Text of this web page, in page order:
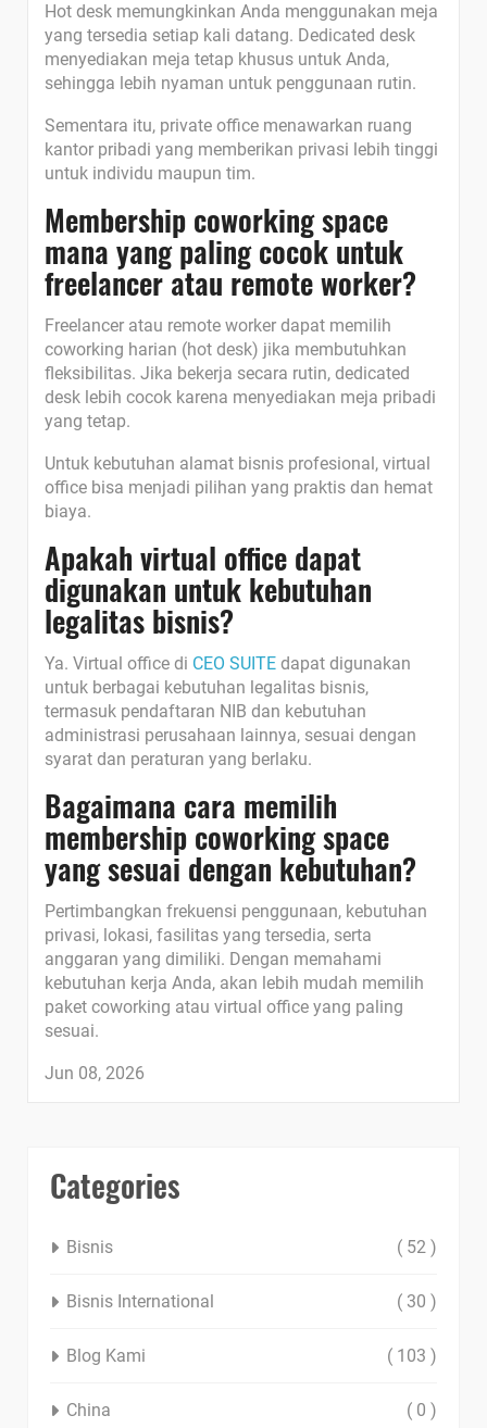
Hot desk memungkinkan Anda menggunakan meja
yang tersedia setiap kali datang. Dedicated desk
menyediakan meja tetap khusus untuk Anda,
sehingga lebih nyaman untuk penggunaan rutin.
Sementara itu, private office menawarkan ruang
kantor pribadi yang memberikan privasi lebih tinggi
untuk individu maupun tim.
Membership coworking space
mana yang paling cocok untuk
freelancer atau remote worker?
Freelancer atau remote worker dapat memilih
coworking harian (hot desk) jika membutuhkan
fleksibilitas. Jika bekerja secara rutin, dedicated
desk lebih cocok karena menyediakan meja pribadi
yang tetap.
Untuk kebutuhan alamat bisnis profesional, virtual
office bisa menjadi pilihan yang praktis dan hemat
biaya.
Apakah virtual office dapat
digunakan untuk kebutuhan
legalitas bisnis?
Ya. Virtual office di CEO SUITE dapat digunakan
untuk berbagai kebutuhan legalitas bisnis,
termasuk pendaftaran NIB dan kebutuhan
administrasi perusahaan lainnya, sesuai dengan
syarat dan peraturan yang berlaku.
Bagaimana cara memilih
membership coworking space
yang sesuai dengan kebutuhan?
Pertimbangkan frekuensi penggunaan, kebutuhan
privasi, lokasi, fasilitas yang tersedia, serta
anggaran yang dimiliki. Dengan memahami
kebutuhan kerja Anda, akan lebih mudah memilih
paket coworking atau virtual office yang paling
sesuai.
Jun 08, 2026
Categories
Bisnis ( 52 )
Bisnis International ( 30 )
Blog Kami ( 103 )
China ( 0 )